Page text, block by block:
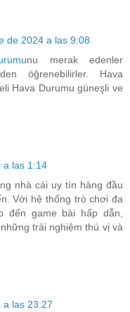
de 2024 a las 9:08
nu merak edenler
öğrenebilirler. Hava
Hava Durumu güneşli ve
a las 1:14
nhà cái uy tín hàng đầu
Với hệ thống trò chơi đa
đến game bài hấp dẫn,
trải nghiệm thú vị và
a las 23:27